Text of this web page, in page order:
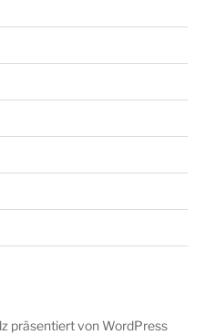
präsentiert von WordPress